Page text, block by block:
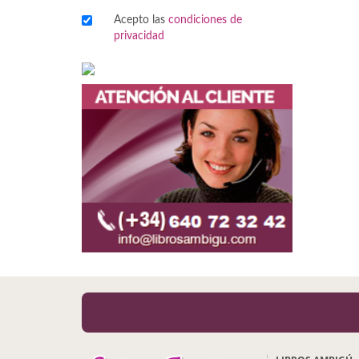
Acepto las condiciones de
privacidad